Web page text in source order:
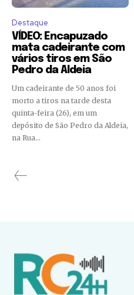
Destaque
VÍDEO: Encapuzado
mata cadeirante com
vários tiros em São
Pedro da Aldeia
Um cadeirante de 50 anos foi
morto a tiros na tarde desta
quinta-feira (26), em um
depósito de São Pedro da Aldeia,
na Rua...